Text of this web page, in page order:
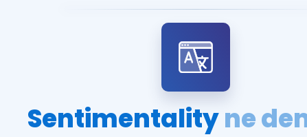
YDS ve
Sentimentalityne